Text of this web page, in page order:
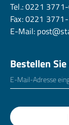
Tel.:0221
Fax: 0221
E-Mail:
Bestellen
E-Mailadresse